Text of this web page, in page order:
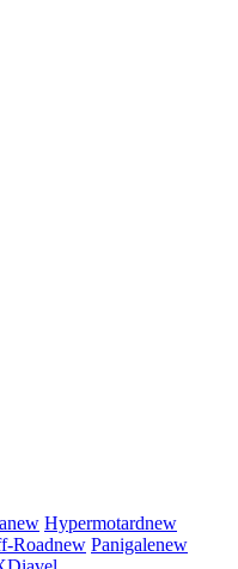
new Hypermotardnew
Roadnew Panigalenew